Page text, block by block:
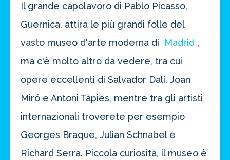
Il grande capolavoro di Pablo Picasso,
Guernica, attira le più grandi folle del
vasto museo d'arte moderna di
Madrid ,
ma c'è molto altro da vedere, tra cui
opere eccellenti di Salvador Dalí, Joan
Miró e Antoni Tàpies, mentre tra gli artisti
internazionali troverete per esempio
Georges Braque, Julian Schnabel e
Richard Serra. Piccola curiosità, il museo è